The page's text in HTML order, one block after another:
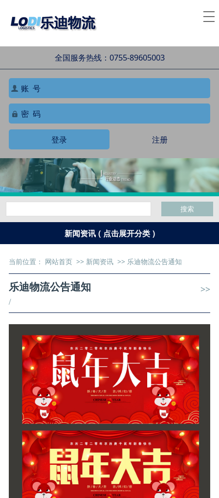
全国服务热线：0755-89605003
登录 注册
搜索
新闻资讯 ( 点击展开分类 )
当前位置： 网站首页>> 新闻资讯>> 乐迪物流公告通知
乐迪物流公告通知
/
>>